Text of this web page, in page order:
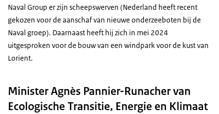
Naval Group er zijn scheepswerven (Nederland heeft recent
gekozen voor de aanschaf van nieuwe onderzeeboten bij de
Naval groep). Daarnaast heeft hij zich in mei 2024
uitgesproken voor de bouw van een windpark voor de kust van
Lorient.
Minister Agnès Pannier-Runacher van
Ecologische Transitie, Energie en Klimaat